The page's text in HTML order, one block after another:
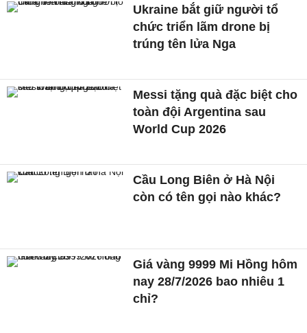
Ukraine bắt giữ người tổ
chức triển lãm drone bị
trúng tên lửa Nga
Messi tặng quà đặc biệt cho
toàn đội Argentina sau
World Cup 2026
Cầu Long Biên ở Hà Nội
còn có tên gọi nào khác?
Giá vàng 9999 Mi Hồng hôm
nay 28/7/2026 bao nhiêu 1
chỉ?